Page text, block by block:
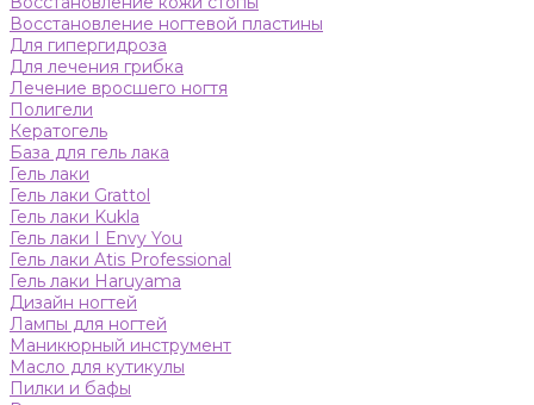
Восстановление ногтевой пластины
Для гипергидроза
Для лечения грибка
Лечение вросшего ногтя
Полигели
Кератогель
База для гель лака
Гель лаки
Гель лаки Grattol
Гель лаки Kukla
Гель лаки I Envy You
Гель лаки Atis Professional
Гель лаки Haruyama
Дизайн ногтей
Лампы для ногтей
Маникюрный инструмент
Масло для кутикулы
Пилки и бафы